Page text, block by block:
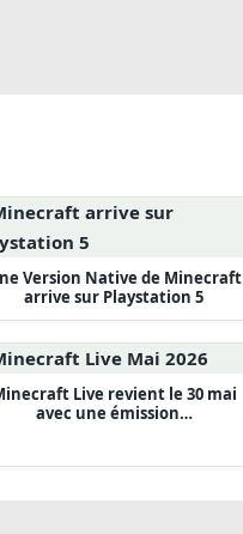
Version Native de Minecraft
arrive sur Playstation 5
Live revient le 30 mai
avec une émission…